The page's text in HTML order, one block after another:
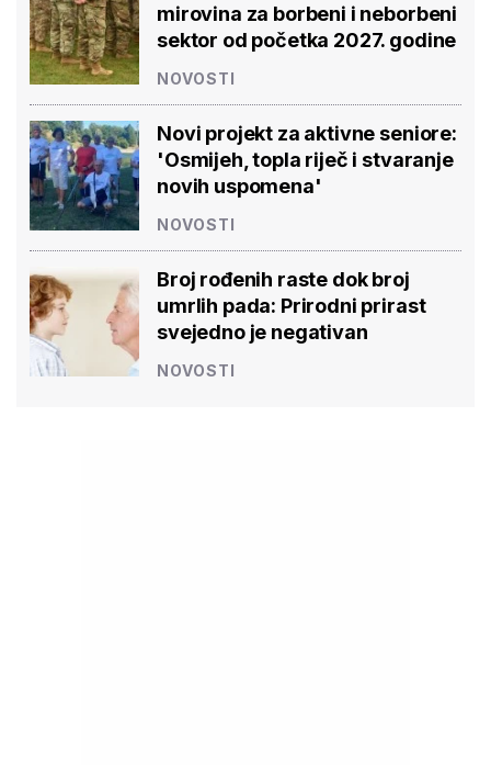
mirovina za borbeni i neborbeni
sektor od početka 2027. godine
NOVOSTI
Novi projekt za aktivne seniore:
'Osmijeh, topla riječ i stvaranje
novih uspomena'
NOVOSTI
Broj rođenih raste dok broj
umrlih pada: Prirodni prirast
svejedno je negativan
NOVOSTI